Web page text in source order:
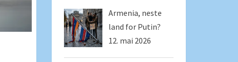
Armenia, neste
land for Putin?
12. mai 2026